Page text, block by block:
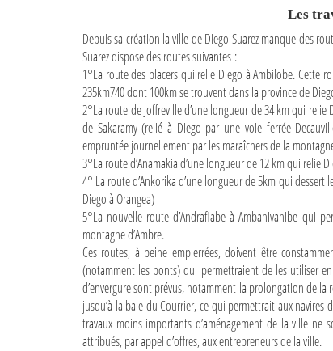
Les
Depuis sa création la ville de Diego-Suarez manque des
Suarez dispose des routes suivantes :
1°La route des placers qui relie Diego à Ambilobe. Cette
235km740 dont 100km se trouvent dans la province de
2°La route de Joffreville d’une longueur de 34 km qui
de Sakaramy (relié à Diego par une voie ferrée
empruntée journellement par les maraîchers de la
3°La route d’Anamakia d’une longueur de 12 km qui relie
4° La route d’Ankorika d’une longueur de 5km qui
Diego à Orangea)
5°La nouvelle route d’Andrafiabe à Ambahivahibe qui
montagne d’Ambre.
Ces routes, à peine empierrées, doivent être
(notamment les ponts) qui permettraient de les utiliser
d’envergure sont prévus, notamment la prolongation de
jusqu’à la baie du Courrier, ce qui permettrait aux
travaux moins importants d’aménagement de la ville ne
attribués, par appel d’offres, aux entrepreneurs de la ville.